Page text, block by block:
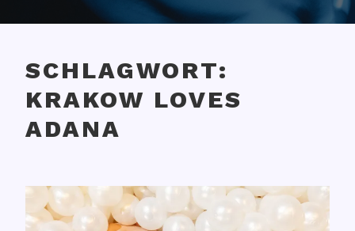
SCHLAGWORT:
KRAKOW LOVES
ADANA